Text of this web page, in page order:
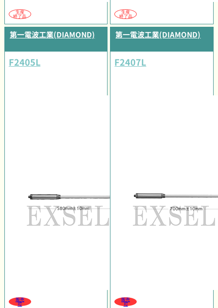
生産
終了品
生産
終了品
第一電波工業(DIAMOND)
F2405L
販売
可
第一電波工業(DIAMOND)
F2407L
販売
可